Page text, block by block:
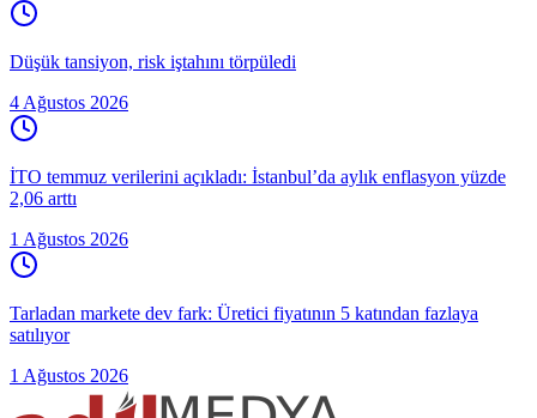
Düşük tansiyon, risk iştahını törpüledi
4 Ağustos 2026
İTO temmuz verilerini açıkladı: İstanbul’da aylık enflasyon yüzde
2,06 arttı
1 Ağustos 2026
Tarladan markete dev fark: Üretici fiyatının 5 katından fazlaya
satılıyor
1 Ağustos 2026